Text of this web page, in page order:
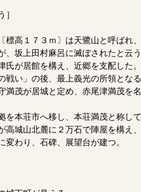
標高１７３ｍ〕は天鷺山と呼ばれ
、坂上田村麻呂に滅ぼされたと云う
氏が居館を構え、近郷を支配した。
戦い」の後、最上義光の所領となる
満茂が居城と定め、赤尾津満茂を
を本荘市へ移し、本荘満茂と称して
高城山北麓に２万石で陣屋を構え
変わり、石碑、展望台が建つ。